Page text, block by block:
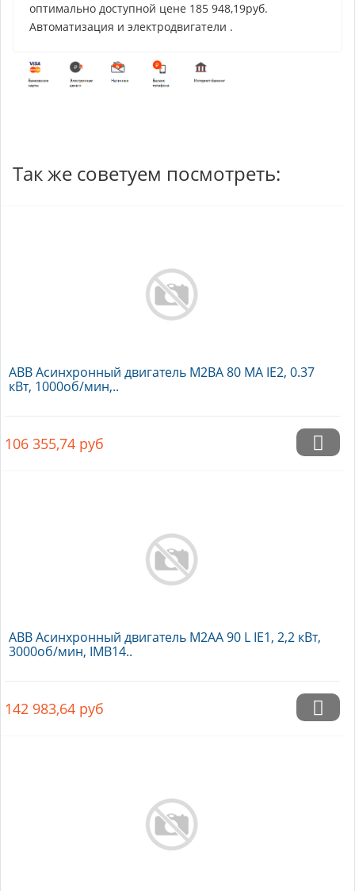
оптимально доступной цене 185 948,19руб.
Автоматизация и электродвигатели .
Так же советуем посмотреть:
ABB Асинхронный двигатель M2BA 80 MA IE2, 0.37
кВт, 1000об/мин,..
106 355,74 руб
ABB Асинхронный двигатель M2AA 90 L IE1, 2,2 кВт,
3000об/мин, IMB14..
142 983,64 руб